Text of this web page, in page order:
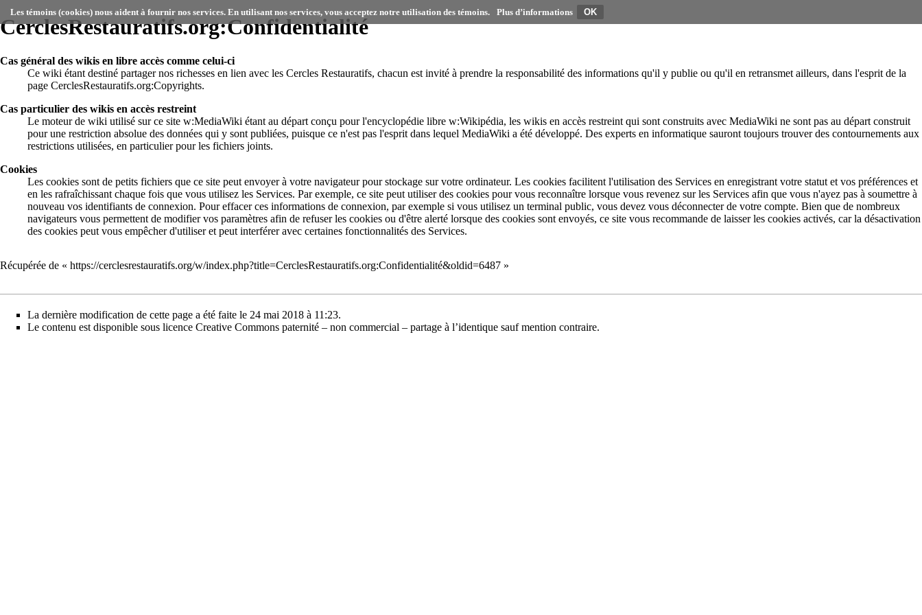
Les témoins (cookies) nous aident à fournir nos services. En utilisant nos services, vous acceptez notre utilisation des témoins. Plus d’informations
CerclesRestauratifs.org:Confidentialité
Cas général des wikis en libre accès comme celui-ci
Ce wiki étant destiné partager nos richesses en lien avec les Cercles Restauratifs, chacun est invité à prendre la responsabilité des informations qu'il y publie ou qu'il en retransmet ailleurs, dans l'esprit de la
page CerclesRestauratifs.org:Copyrights.
Cas particulier des wikis en accès restreint
Le moteur de wiki utilisé sur ce site w:MediaWiki étant au départ conçu pour l'encyclopédie libre w:Wikipédia, les wikis en accès restreint qui sont construits avec MediaWiki ne sont pas au départ construit
pour une restriction absolue des données qui y sont publiées, puisque ce n'est pas l'esprit dans lequel MediaWiki a été développé. Des experts en informatique sauront toujours trouver des contournements aux
restrictions utilisées, en particulier pour les fichiers joints.
Cookies
Les cookies sont de petits fichiers que ce site peut envoyer à votre navigateur pour stockage sur votre ordinateur. Les cookies facilitent l'utilisation des Services en enregistrant votre statut et vos préférences et
en les rafraîchissant chaque fois que vous utilisez les Services. Par exemple, ce site peut utiliser des cookies pour vous reconnaître lorsque vous revenez sur les Services afin que vous n'ayez pas à soumettre à
nouveau vos identifiants de connexion. Pour effacer ces informations de connexion, par exemple si vous utilisez un terminal public, vous devez vous déconnecter de votre compte. Bien que de nombreux
navigateurs vous permettent de modifier vos paramètres afin de refuser les cookies ou d'être alerté lorsque des cookies sont envoyés, ce site vous recommande de laisser les cookies activés, car la désactivation
des cookies peut vous empêcher d'utiliser et peut interférer avec certaines fonctionnalités des Services.
Récupérée de « https://cerclesrestauratifs.org/w/index.php?title=CerclesRestauratifs.org:Confidentialité&oldid=6487 »
La dernière modification de cette page a été faite le 24 mai 2018 à 11:23.
Le contenu est disponible sous licence Creative Commons paternité – non commercial – partage à l’identique sauf mention contraire.